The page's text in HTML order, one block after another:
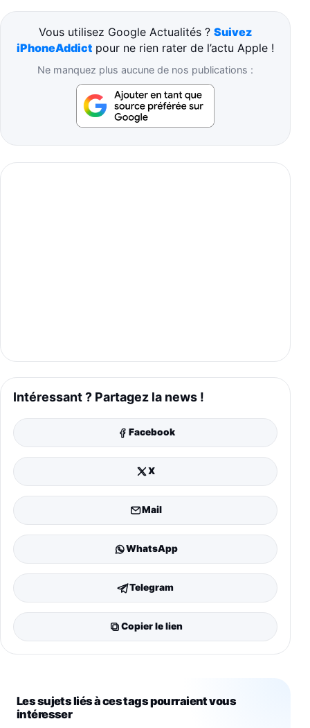
Vous utilisez Google Actualités ? Suivez
iPhoneAddict pour ne rien rater de l’actu Apple !
Ne manquez plus aucune de nos publications :
Intéressant ? Partagez la news !
Facebook
X
Mail
WhatsApp
Telegram
Copier le lien
Les sujets liés à ces tags pourraient vous
intéresser